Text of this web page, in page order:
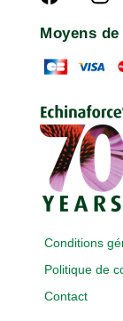
Moyens
Conditions
Politique de
Contact